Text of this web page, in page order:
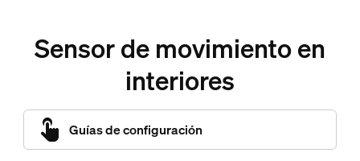
Sensor de movimiento en
interiores
Guías de configuración